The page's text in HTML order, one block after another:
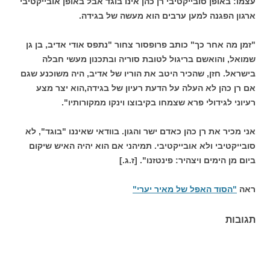
ארגון הפגנה למען ערבים הוא מעשה של בגידה.
"זמן מה אחר כך" כותב פרופסור צחור "נתפס אודי אדיב, בן גן
שמואל, והואשם בריגול לטובת סוריה ובתכנון מעשי חבלה
בישראל. חזן, שהכיר היטב את הוריו של אדיב, היה משוכנע שגם
אם רן כהן לא העלה על הדעת רעיון של בגידה,הוא יצר מצע
רעיוני לגידולי פרא שצמחו בקיבוצו וינקו ממקורותיו".
אני מכיר את רן כהן כאדם ישר והגון. בוודאי שאיננו "בוגד", לא
סובייקטיבי ולא אובייקטיבי. תמיהני אם הוא יהיה האיש שיקום
ביום מן הימים ויצהיר: פינטזנו". [ז.ג.]
ראה "הסוד האפל של מאיר יערי"
תגובות